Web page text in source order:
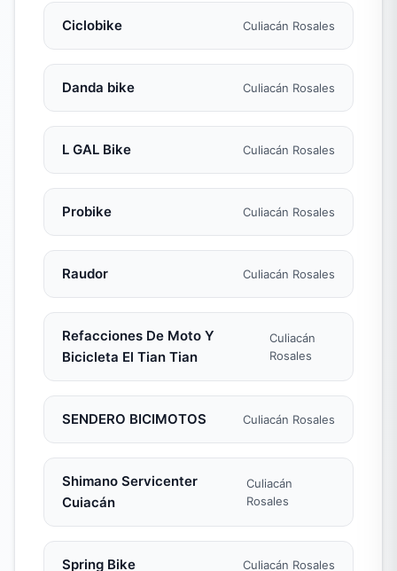
Ciclobike Culiacán Rosales
Danda bike Culiacán Rosales
L GAL Bike Culiacán Rosales
Probike Culiacán Rosales
Raudor ️ Culiacán Rosales
Refacciones De Moto Y
Bicicleta El Tian Tian
Culiacán
Rosales
SENDERO BICIMOTOS Culiacán Rosales
Shimano Servicenter
Cuiacán
Culiacán
Rosales
Spring Bike Culiacán Rosales